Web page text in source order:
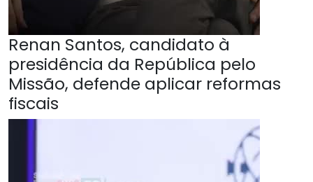
Renan Santos, candidato à
presidência da República pelo
Missão, defende aplicar reformas
fiscais